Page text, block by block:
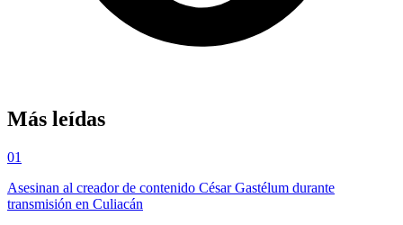
Más leídas
01
Asesinan al creador de contenido César Gastélum durante
transmisión en Culiacán